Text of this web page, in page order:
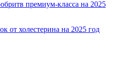
премиум-класса на 2025
от холестерина на 2025 год